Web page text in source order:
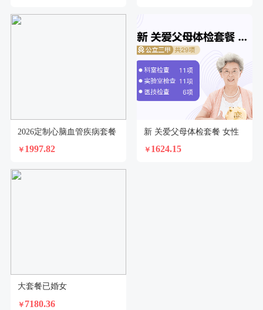
2026定制心脑血管疾病套餐
￥ 1997.82
新 关爱父母体检套餐 女性
￥ 1624.15
大套餐已婚女
￥ 7180.36